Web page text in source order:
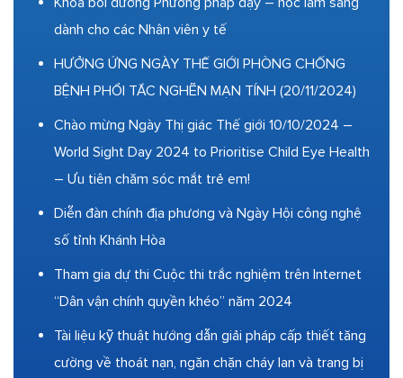
dành cho các Nhân viên y tế
HƯỞNG ỨNG NGÀY THẾ GIỚI PHÒNG CHỐNG
BỆNH PHỔI TẮC NGHẼN MẠN TÍNH (20/11/2024)
Chào mừng Ngày Thị giác Thế giới 10/10/2024 –
World Sight Day 2024 to Prioritise Child Eye Health
– Ưu tiên chăm sóc mắt trẻ em!
Diễn đàn chính địa phương và Ngày Hội công nghệ
số tỉnh Khánh Hòa
Tham gia dự thi Cuộc thi trắc nghiệm trên Internet
“Dân vận chính quyền khéo” năm 2024
Tài liệu kỹ thuật hướng dẫn giải pháp cấp thiết tăng
cường về thoát nạn, ngăn chặn cháy lan và trang bị